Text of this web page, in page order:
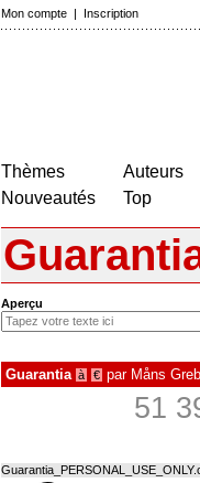
Mon compte | Inscription
Thèmes
Nouveautés
Auteurs
Top
Aperçu
Guarantia à € par Måns
51